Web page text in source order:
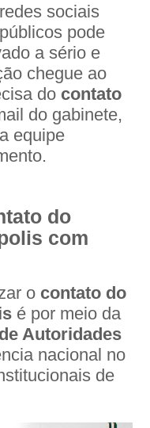
sociais
pode
a sério e
chegue ao
do contato
do gabinete,
equipe
do
com
o contato do
é por meio da
Autoridades
nacional no
de